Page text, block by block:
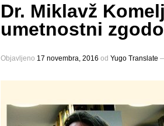
Dr. Miklavž
umetnostni
Objavljeno 17 novembra, 2016 оd Yugo Translate